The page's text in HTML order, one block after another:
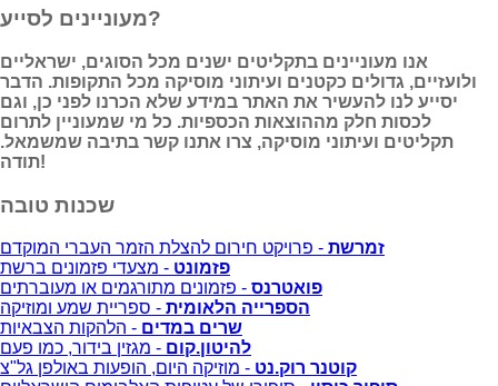
מעוניינים לסייע?
אנו מעוניינים בתקליטים ישנים מכל הסוגים, ישראליים
ולועזיים, גדולים כקטנים ועיתוני מוסיקה מכל התקופות. הדבר
יסייע לנו להעשיר את האתר במידע שלא הכרנו לפני כן, וגם
לכסות חלק מההוצאות הכספיות. כל מי שמעוניין לתרום
תקליטים ועיתוני מוסיקה, צרו אתנו קשר בתיבה שמשמאל.
תודה!
שכנות טובה
זמרשת - פרויקט חירום להצלת הזמר העברי המוקדם
פזמונט - מצעדי פזמונים ברשת
פואטרנס - פזמונים מתורגמים או מעוברתים
הספרייה הלאומית - ספריית שמע ומוזיקה
שרים במדים - הלהקות הצבאיות
להיטון.קום - מגזין בידור, כמו פעם
קוטנר רוק.נט - מוזיקה היום, הופעות באולפן גל"צ